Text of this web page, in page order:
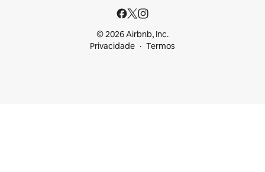
© 2026 Airbnb, Inc.
Privacidade
Termos